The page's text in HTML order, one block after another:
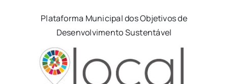
Plataforma Municipal dos Objetivos de
Desenvolvimento Sustentável